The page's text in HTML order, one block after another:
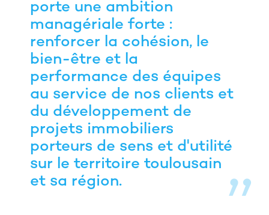
porte une ambition
managériale forte :
renforcer la cohésion, le
bien-être et la
performance des équipes
au service de nos clients et
du développement de
projets immobiliers
porteurs de sens et d'utilité
sur le territoire toulousain
et sa région.